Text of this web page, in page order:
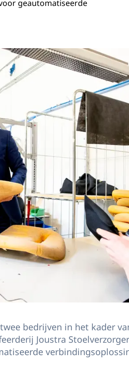
geautomatiseerde
bedrijven in het kader
Joustra